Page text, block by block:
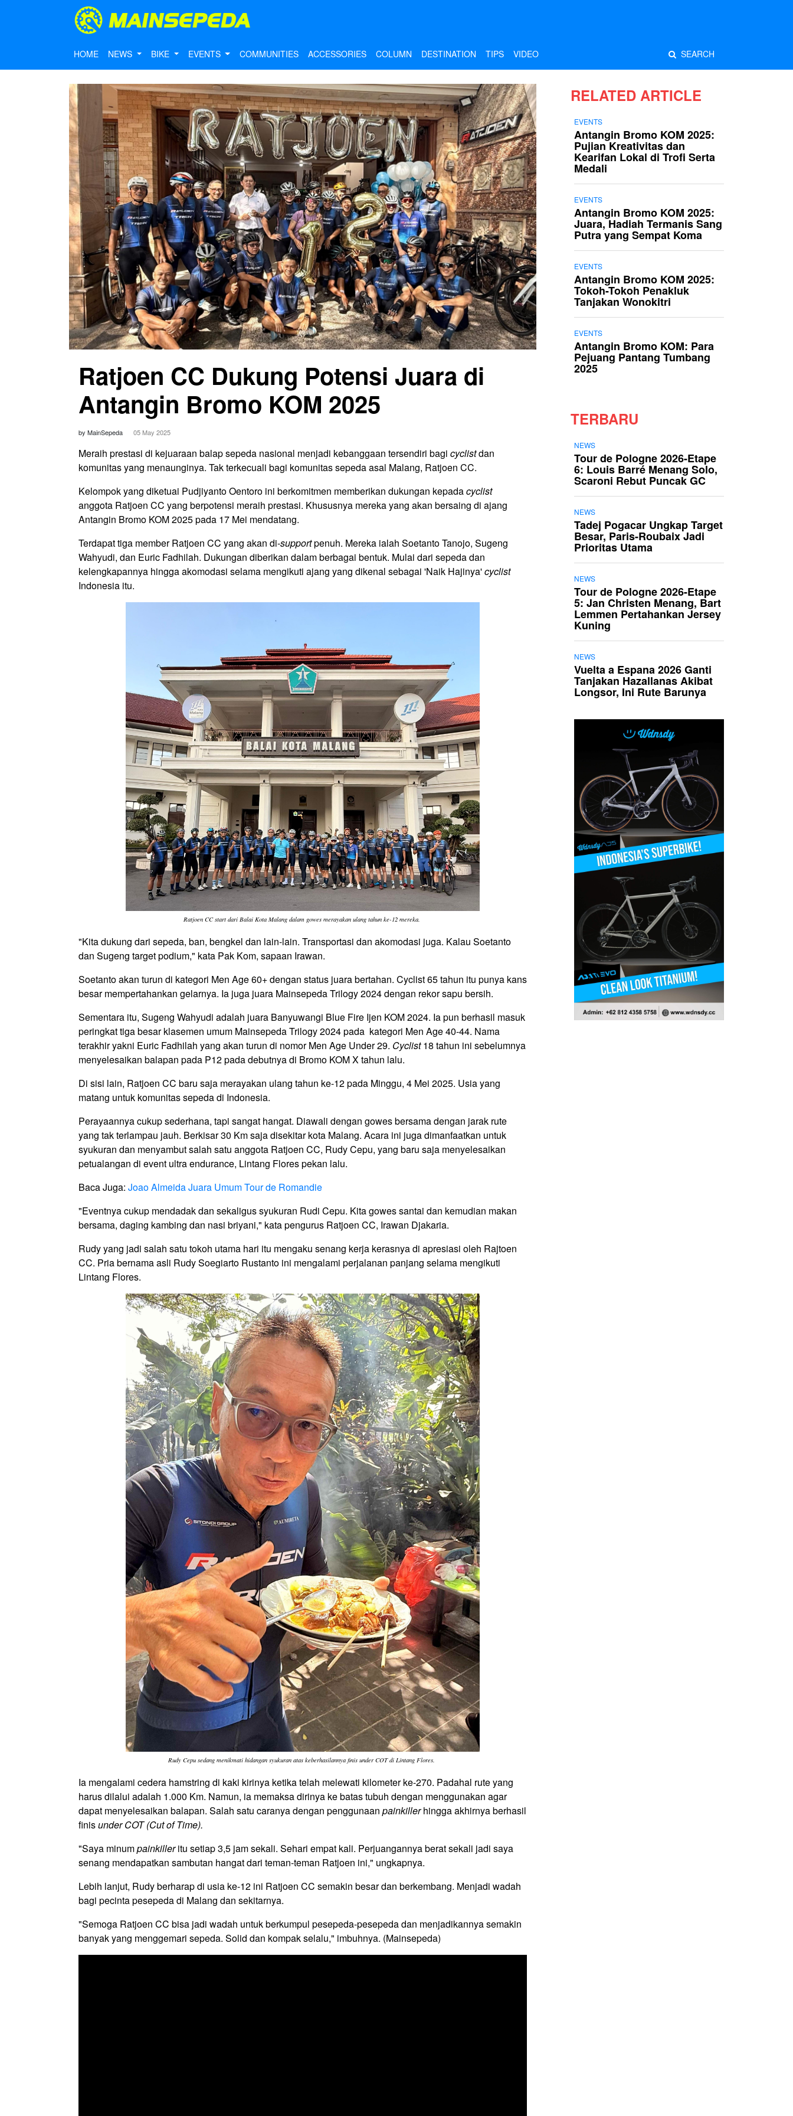
HOME NEWS BIKE EVENTS COMMUNITIES ACCESSORIES COLUMN DESTINATION TIPS VIDEO SEARCH
Ratjoen CC Dukung Potensi Juara di
Antangin Bromo KOM 2025
by MainSepeda 05 May 2025
Meraih prestasi di kejuaraan balap sepeda nasional menjadi kebanggaan tersendiri bagi cyclistdan
komunitas yang menaunginya. Tak terkecuali bagi komunitas sepeda asal Malang, Ratjoen CC.
Kelompok yang diketuai Pudjiyanto Oentoro ini berkomitmen memberikan dukungan kepadacyclist
anggota Ratjoen CC yang berpotensi meraih prestasi. Khususnya mereka yang akan bersaing di ajang
Antangin Bromo KOM 2025 pada 17 Mei mendatang.
Terdapat tiga member Ratjoen CC yang akan di-supportpenuh. Mereka ialah Soetanto Tanojo, Sugeng
Wahyudi, dan Euric Fadhilah. Dukungan diberikan dalam berbagai bentuk. Mulai dari sepeda dan
kelengkapannya hingga akomodasi selama mengikuti ajang yang dikenal sebagai 'Naik Hajinya'cyclist
Indonesia itu.
Ratjoen CC start dari Balai Kota Malang dalam gowes merayakan ulang tahun ke-12 mereka.
"Kita dukung dari sepeda, ban, bengkel dan lain-lain. Transportasi dan akomodasi juga. Kalau Soetanto
dan Sugeng target podium," kata Pak Kom, sapaan Irawan.
Soetanto akan turun di kategori Men Age 60+ dengan status juara bertahan. Cyclist 65 tahun itu punya kans
besar mempertahankan gelarnya. Ia juga juara Mainsepeda Trilogy 2024 dengan rekor sapu bersih.
Sementara itu, Sugeng Wahyudi adalah juara Banyuwangi Blue Fire Ijen KOM 2024. Ia pun berhasil masuk
peringkat tiga besar klasemen umum Mainsepeda Trilogy 2024 pada kategori Men Age 40-44. Nama
terakhir yakni Euric Fadhilah yang akan turun di nomor Men Age Under 29. Cyclist18 tahun ini sebelumnya
menyelesaikan balapan pada P12 pada debutnya di Bromo KOM X tahun lalu.
Di sisi lain, Ratjoen CC baru saja merayakan ulang tahun ke-12 pada Minggu, 4 Mei 2025. Usia yang
matang untuk komunitas sepeda di Indonesia.
Perayaannya cukup sederhana, tapi sangat hangat. Diawali dengan gowes bersama dengan jarak rute
yang tak terlampau jauh. Berkisar 30 Km saja disekitar kota Malang. Acara ini juga dimanfaatkan untuk
syukuran dan menyambut salah satu anggota Ratjoen CC, Rudy Cepu, yang baru saja menyelesaikan
petualangan di event ultra endurance, Lintang Flores pekan lalu.
Baca Juga: Joao Almeida Juara Umum Tour de Romandie
"Eventnya cukup mendadak dan sekaligus syukuran Rudi Cepu. Kita gowes santai dan kemudian makan
bersama, daging kambing dan nasi briyani," kata pengurus Ratjoen CC, Irawan Djakaria.
Rudy yang jadi salah satu tokoh utama hari itu mengaku senang kerja kerasnya di apresiasi oleh Rajtoen
CC. Pria bernama asli Rudy Soegiarto Rustanto ini mengalami perjalanan panjang selama mengikuti
Lintang Flores.
Rudy Cepu sedang menikmati hidangan syukuran atas keberhasilannya finis under COT di Lintang Flores.
Ia mengalami cedera hamstring di kaki kirinya ketika telah melewati kilometer ke-270. Padahal rute yang
harus dilalui adalah 1.000 Km. Namun, ia memaksa dirinya ke batas tubuh dengan menggunakan agar
dapat menyelesaikan balapan. Salah satu caranya dengan penggunaan painkillerhingga akhirnya berhasil
finisunder COT (Cut of Time).
"Saya minumpainkilleritu setiap 3,5 jam sekali. Sehari empat kali. Perjuangannya berat sekali jadi saya
senang mendapatkan sambutan hangat dari teman-teman Ratjoen ini," ungkapnya.
Lebih lanjut, Rudy berharap di usia ke-12 ini Ratjoen CC semakin besar dan berkembang. Menjadi wadah
bagi pecinta pesepeda di Malang dan sekitarnya.
"Semoga Ratjoen CC bisa jadi wadah untuk berkumpul pesepeda-pesepeda dan menjadikannya semakin
banyak yang menggemari sepeda. Solid dan kompak selalu," imbuhnya. (Mainsepeda)
RELATED ARTICLE
EVENTS
Antangin Bromo KOM 2025:
Pujian Kreativitas dan
Kearifan Lokal di Trofi Serta
Medali
EVENTS
Antangin Bromo KOM 2025:
Juara, Hadiah Termanis Sang
Putra yang Sempat Koma
EVENTS
Antangin Bromo KOM 2025:
Tokoh-Tokoh Penakluk
Tanjakan Wonokitri
EVENTS
Antangin Bromo KOM: Para
Pejuang Pantang Tumbang
2025
TERBARU
NEWS
Tour de Pologne 2026-Etape
6: Louis Barré Menang Solo,
Scaroni Rebut Puncak GC
NEWS
Tadej Pogacar Ungkap Target
Besar, Paris-Roubaix Jadi
Prioritas Utama
NEWS
Tour de Pologne 2026-Etape
5: Jan Christen Menang, Bart
Lemmen Pertahankan Jersey
Kuning
NEWS
Vuelta a Espana 2026 Ganti
Tanjakan Hazallanas Akibat
Longsor, Ini Rute Barunya